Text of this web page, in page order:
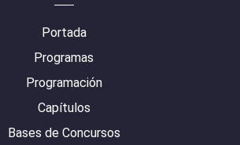
Portada
Programas
Programación
Capítulos
Bases de Concursos